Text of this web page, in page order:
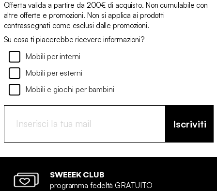
Offerta valida a partire da 200€ di acquisto. Non cumulabile con
altre offerte e promozioni. Non si applica ai prodotti
contrassegnati come esclusi dalle promozioni.
Su cosa ti piacerebbe ricevere informazioni?
Mobili per interni
Mobili per esterni
Mobili e giochi per bambini
Iscriviti
SWEEEK CLUB
programma fedeltà GRATUITO